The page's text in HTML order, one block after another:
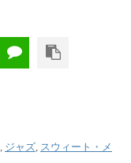
ジャズ スウィート・メ